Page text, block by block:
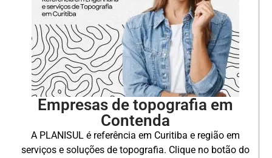
Empresas de topografia em
Contenda
A PLANISUL é referência em Curitiba e região em
serviços e soluções de topografia. Clique no botão do